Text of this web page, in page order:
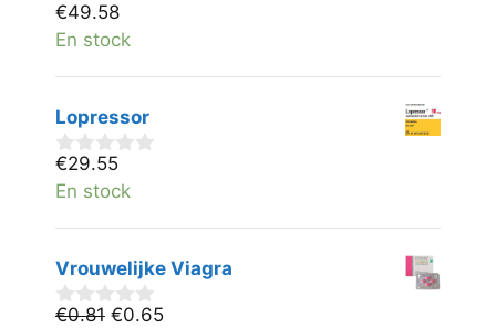
0
v
n
€49.58
En stock
Lopressor
0
v
n
€29.55
En stock
Vrouwelijke Viagra
0
€0.81 Oorspronkelijke
€0.65Huidige